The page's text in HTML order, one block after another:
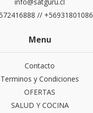
info@satguru.cl
// +56931801086
Menu
Contacto
Terminos y Condiciones
OFERTAS
SALUD Y COCINA